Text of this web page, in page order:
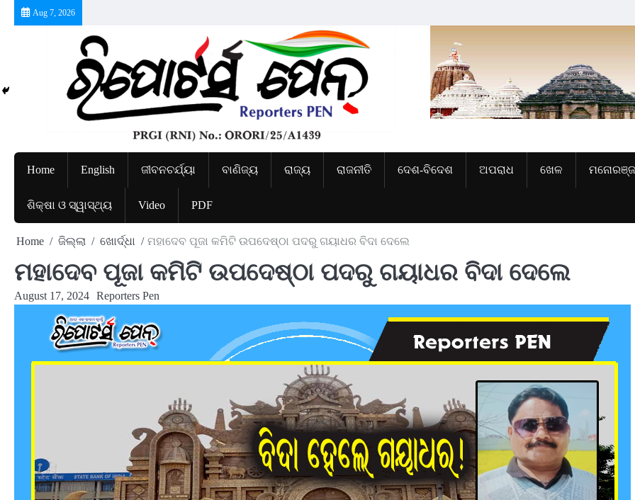
Aug 7, 2026
Home English ଜୀବନଚର୍ଯ୍ୟା ବାଣିଜ୍ୟ ରାଜ୍ୟ ରାଜନୀତି ଦେଶ-ବିଦେଶ ଅପରାଧ ଖେଳ
ଶିକ୍ଷା ଓ ସ୍ୱାସ୍ଥ୍ୟ Video PDF
Home ଜିଲ୍ଲା ଖୋର୍ଦ୍ଧା ମହାଦେବ ପୂଜା କମିଟି ଉପଦେଷ୍ଠା ପଦରୁ ଗୟାଧର ବିଦା ଦେଲେ
ମହାଦେବ ପୂଜା କମିଟି ଉପଦେଷ୍ଠା ପଦରୁ ଗୟାଧର ବିଦା ଦେଲେ
August 17, 2024 Reporters Pen